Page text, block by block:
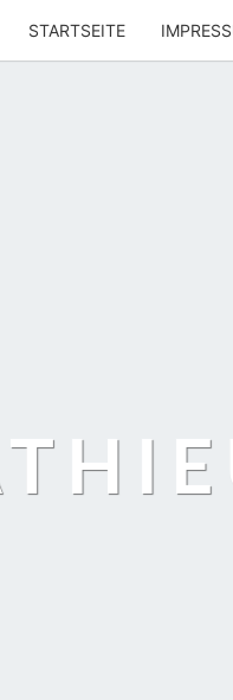
STARTSEITE